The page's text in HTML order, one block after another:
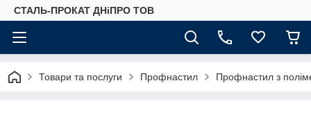
СТАЛЬ-ПРОКАТ ДНіПРО ТОВ
Товари та послуги Профнастил Профнастил з